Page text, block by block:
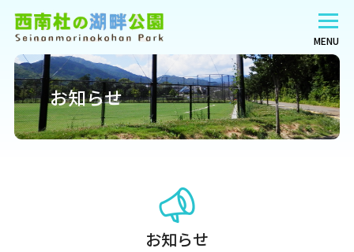
MENU
お知らせ
お知らせ